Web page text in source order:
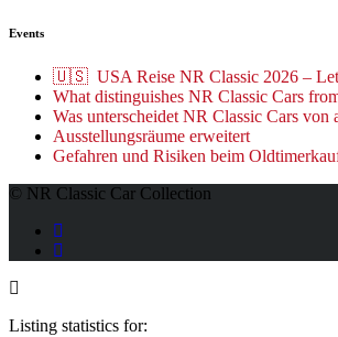
Events
🇺🇸 USA Reise NR Classic 2026 –
What distinguishes NR Classic Cars
Was unterscheidet NR Classic Cars von
Ausstellungsräume erweitert
Gefahren und Risiken beim
© NR Classic Car Collection
Listing statistics for: